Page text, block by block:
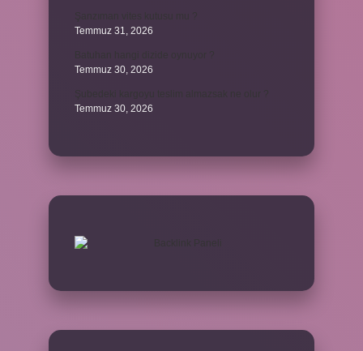
Temmuz 31, 2026
Temmuz 30, 2026
Temmuz 30, 2026